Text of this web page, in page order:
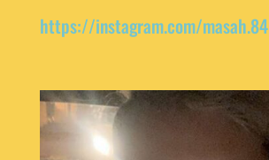
https://instagram.com/masah.84